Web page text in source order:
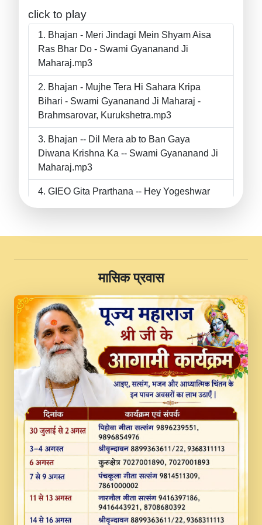
click to play
Bhajan - Meri Jindagi Mein Shyam Aisa
Ras Bhar Do - Swami Gyananand Ji
Maharaj.mp3
Bhajan - Mujhe Tera Hi Sahara Kripa
Bihari - Swami Gyananand Ji Maharaj -
Brahmsarovar, Kurukshetra.mp3
Bhajan -- Dil Mera ab to Ban Gaya
Diwana Krishna Ka -- Swami Gyananand Ji
Maharaj.mp3
GIEO Gita Prarthana -- Hey Yogeshwar
II Swami Gyananand Ji Maharaj.mp3
JINU SATGURU AAP BULAVE by Rasik
Pawan ji 20-11-19 Sankirtan At VEER JI
PRABHU KUTEER CHANNEL.mp3
Kina Sohna Tera Bhawan Sajaya Mata
Vaishno Devi Aarti Mata Rani Bhajan By
Lakhwinder Wadali Ji.mp3
MERE MANN VICH KANTH KALER
NEW PUNAJBI DEVOTIONAL SONG 2017
FULL VIDEO HD.mp3
Na To Roop Hai Bindu Ji Maharaj Pad - A
Divine Bhajan by Shri Indresh Ji
#BhaktiPath.mp3
Radha Rani Ki Kirpa Best Devotional
Song By Chitra Vichitra.mp3
​मासिक प्रवास